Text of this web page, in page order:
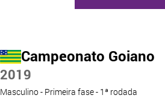
Campeonato Goiano
2019
Masculino - Primeira fase - 1ª rodada